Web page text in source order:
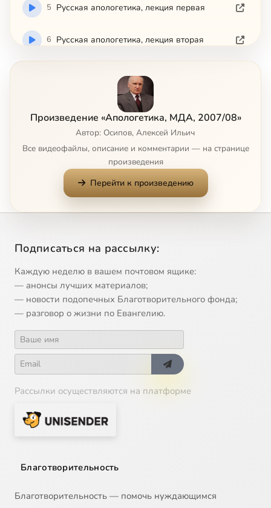
5 Русская апологетика, лекция первая
6 Русская апологетика, лекция вторая
Истина и авторитет
Об А. С. Хомякове
О Владимире Соловьеве
О свободе
14 Церковь и государство
15 Труд и собственность
17 Брак и семья
18 Понятие здоровья
Произведение «Апологетика, МДА, 2007/08»
Автор: Осипов, Алексей Ильич
Все видеофайлы, описание и комментарии — на странице
произведения
Перейти к произведению
Подписаться на рассылку:
Каждую неделю в вашем почтовом ящике:
— анонсы лучших материалов;
— новости подопечных Благотворительного фонда;
— разговор о жизни по Евангелию.
Рассылки осуществляются на платформе
Благотворительность
Благотворительность — помочь нуждающимся